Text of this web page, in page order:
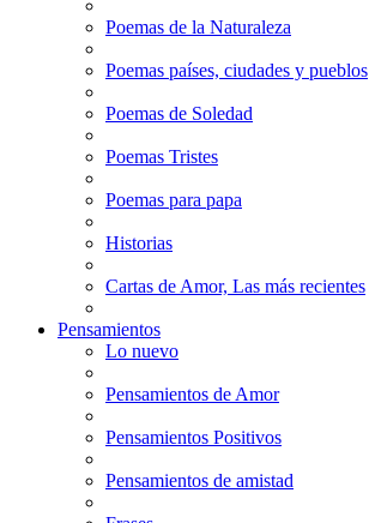
Poemas de la Naturaleza
Poemas países, ciudades y pueblos
Poemas de Soledad
Poemas Tristes
Poemas para papa
Historias
Cartas de Amor, Las más recientes
Pensamientos
Lo nuevo
Pensamientos de Amor
Pensamientos Positivos
Pensamientos de amistad